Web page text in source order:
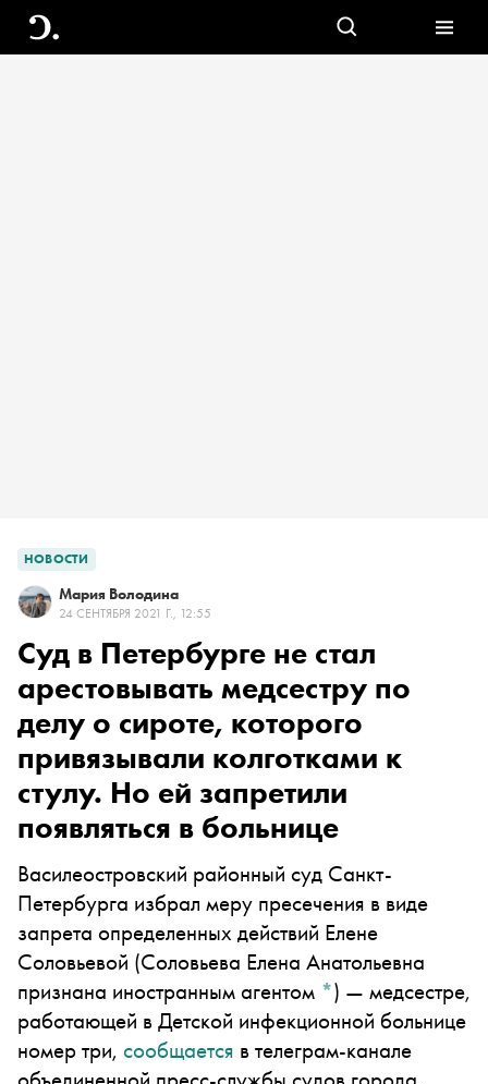
НОВОСТИ
Мария Володина
24 СЕНТЯБРЯ 2021 Г., 12:55
Суд в Петербурге не стал
арестовывать медсестру по
делу о сироте, которого
привязывали колготками к
стулу. Но ей запретили
появляться в больнице
Василеостровский районный суд Санкт-
Петербурга избрал меру пресечения в виде
запрета определенных действий Елене
Соловьевой (Соловьева Елена Анатольевна
признана иностранным агентом *) — медсестре,
работающей в Детской инфекционной больнице
номер три, сообщается в телеграм-канале